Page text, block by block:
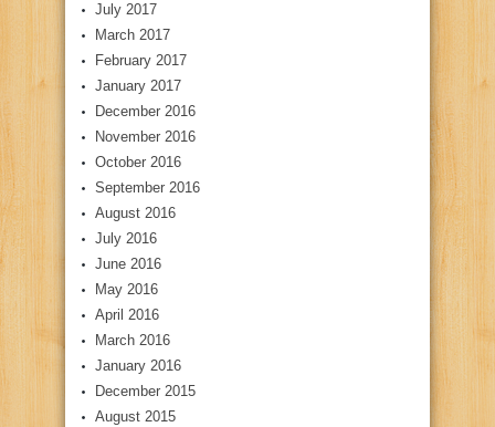
July 2017
March 2017
February 2017
January 2017
December 2016
November 2016
October 2016
September 2016
August 2016
July 2016
June 2016
May 2016
April 2016
March 2016
January 2016
December 2015
August 2015